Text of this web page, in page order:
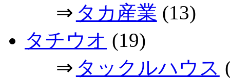
⇒ タカ産業 (13)
タチウオ (19)
⇒ タックルハウス